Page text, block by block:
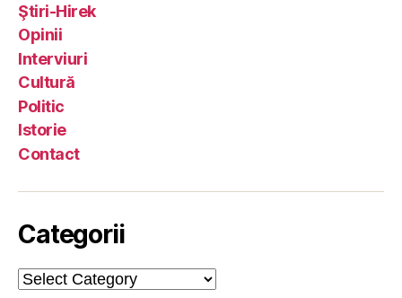
Ştiri-Hirek
Opinii
Interviuri
Cultură
Politic
Istorie
Contact
Categorii
Categorii